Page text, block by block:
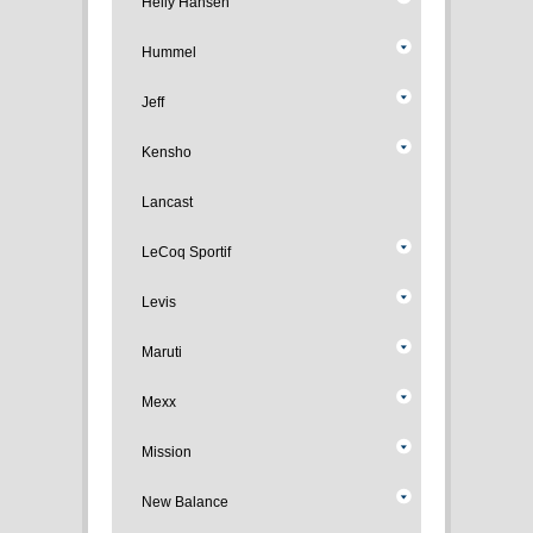
Hummel
Jeff
Kensho
Lancast
LeCoq Sportif
Levis
Maruti
Mexx
Mission
New Balance